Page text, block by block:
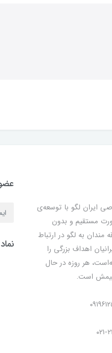
ایران لگو با توسعه‌ی
مستقیم و بدون
مندان به لگو در ارتباط
اهداف بزرگی را
هر روزه در حال
است.